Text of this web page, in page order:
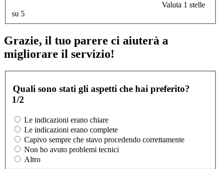
Valuta 1 stelle
su 5
Grazie, il tuo parere ci aiuterà a
migliorare il servizio!
Quali sono stati gli aspetti che hai preferito?
1/2
Le indicazioni erano chiare
Le indicazioni erano complete
Capivo sempre che stavo procedendo correttamente
Non ho avuto problemi tecnici
Altro